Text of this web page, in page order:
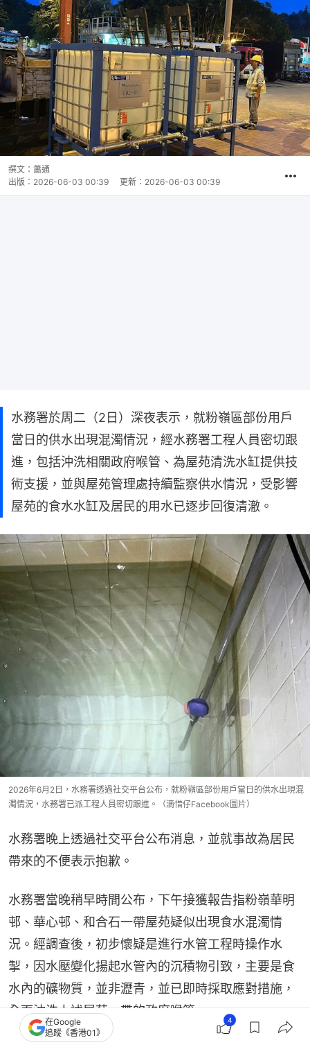
撰文： 蕭通
出版： 2026-06-03 00:39 更新： 2026-06-03 00:39
水務署於周二（2日）深夜表示，就粉嶺區部份用戶
當日的供水出現混濁情況，經水務署工程人員密切跟
進，包括沖洗相關政府喉管、為屋苑清洗水缸提供技
術支援，並與屋苑管理處持續監察供水情況，受影響
屋苑的食水水缸及居民的用水已逐步回復清澈。
2026年6月2日，水務署透過社交平台公布，就粉嶺區部份用戶當日的供水出現混
濁情況，水務署已派工程人員密切跟進。（滴惜仔Facebook圖片）
水務署晚上透過社交平台公布消息，並就事故為居民
帶來的不便表示抱歉。
水務署當晚稍早時間公布，下午接獲報告指粉嶺華明
邨、華心邨、和合石一帶屋苑疑似出現食水混濁情
況。經調查後，初步懷疑是進行水管工程時操作水
掣，因水壓變化揚起水管內的沉積物引致，主要是食
水內的礦物質，並非瀝青，並已即時採取應對措施，
全面沖洗上述屋苑一帶的政府喉管 。
在Google
追蹤《香港01》
4